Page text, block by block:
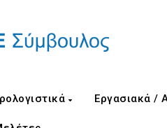
Εργασιακά /